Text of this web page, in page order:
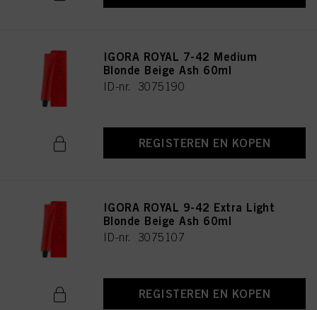
IGORA ROYAL 7-42 Medium
Blonde Beige Ash 60ml
ID-nr. 3075190
REGISTEREN EN KOPEN
IGORA ROYAL 9-42 Extra Light
Blonde Beige Ash 60ml
ID-nr. 3075107
REGISTEREN EN KOPEN